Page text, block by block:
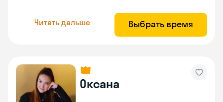
Читать дальше Выбрать время
Оксана